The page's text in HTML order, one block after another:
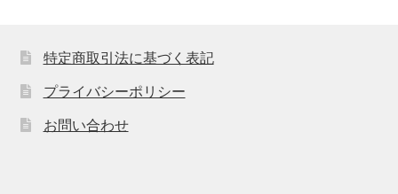
特定商取引法に基づく表記
プライバシーポリシー
お問い合わせ